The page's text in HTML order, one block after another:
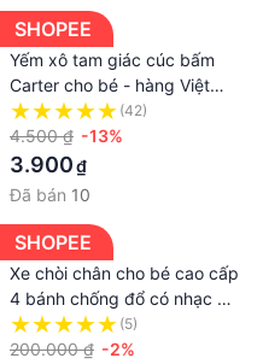
SHOPEE
Yếm xô tam giác cúc bấm
Carter cho bé - hàng Việt
Nam
(42)
4.500 ₫ -13%
3.900₫
Đã bán 10
SHOPEE
Xe chòi chân cho bé cao cấp
4 bánh chống đổ có nhạc và
đèn phát sáng vui nhộn tải
trọng 50kg
(5)
200.000 ₫ -2%